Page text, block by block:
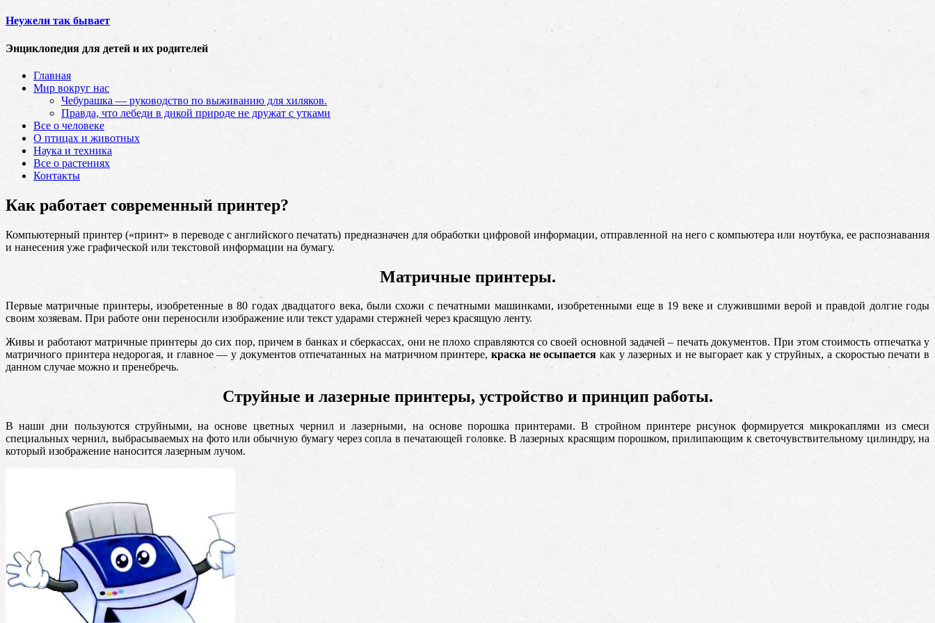
Неужели так бывает
Энциклопедия для детей и их родителей
Главная
Мир вокруг нас
Чебурашка — руководство по выживанию для хиляков.
Правда, что лебеди в дикой природе не дружат с утками
Все о человеке
О птицах и животных
Наука и техника
Все о растениях
Контакты
Как работает современный принтер?
Компьютерный принтер («принт» в переводе с английского печатать) предназначен для обработки цифровой информации, отправленной на него с компьютера или ноутбука, ее распознавания
и нанесения уже графической или текстовой информации на бумагу.
Матричные принтеры.
Первые матричные принтеры, изобретенные в 80 годах двадцатого века, были схожи с печатными машинками, изобретенными еще в 19 веке и служившими верой и правдой долгие годы
своим хозяевам. При работе они переносили изображение или текст ударами стержней через красящую ленту.
Живы и работают матричные принтеры до сих пор, причем в банках и сберкассах, они не плохо справляются со своей основной задачей – печать документов. При этом стоимость отпечатка у
матричного принтера недорогая, и главное — у документов отпечатанных на матричном принтере, краска не осыпается как у лазерных и не выгорает как у струйных, а скоростью печати в
данном случае можно и пренебречь.
Струйные и лазерные принтеры, устройство и принцип работы.
В наши дни пользуются струйными, на основе цветных чернил и лазерными, на основе порошка принтерами. В стройном принтере рисунок формируется микрокаплями из смеси
специальных чернил, выбрасываемых на фото или обычную бумагу через сопла в печатающей головке. В лазерных красящим порошком, прилипающим к светочувствительному цилиндру, на
который изображение наносится лазерным лучом.